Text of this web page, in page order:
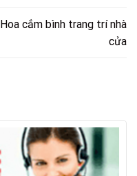
Hoa cắm bình trang trí nhà
cửa